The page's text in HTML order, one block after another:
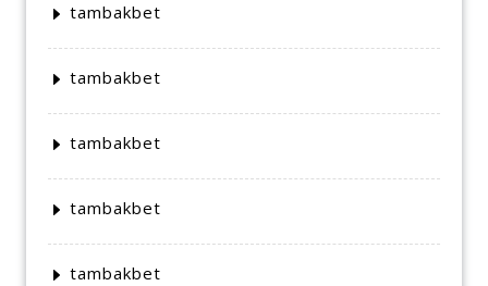
tambakbet
tambakbet
tambakbet
tambakbet
tambakbet